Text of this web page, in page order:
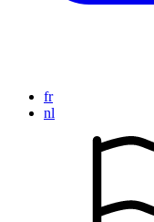
fr
nl